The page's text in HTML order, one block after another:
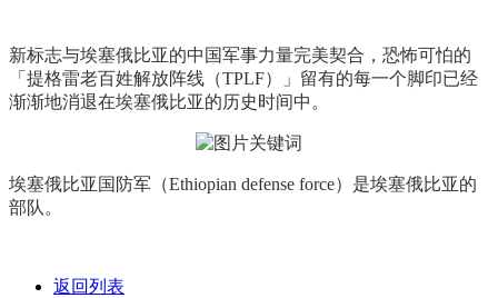
新标志与埃塞俄比亚的中国军事力量完美契合，恐怖可怕的
「提格雷老百姓解放阵线（TPLF）」留有的每一个脚印已经
渐渐地消退在埃塞俄比亚的历史时间中。
埃塞俄比亚国防军（Ethiopian defense force）是埃塞俄比亚的
部队。
返回列表